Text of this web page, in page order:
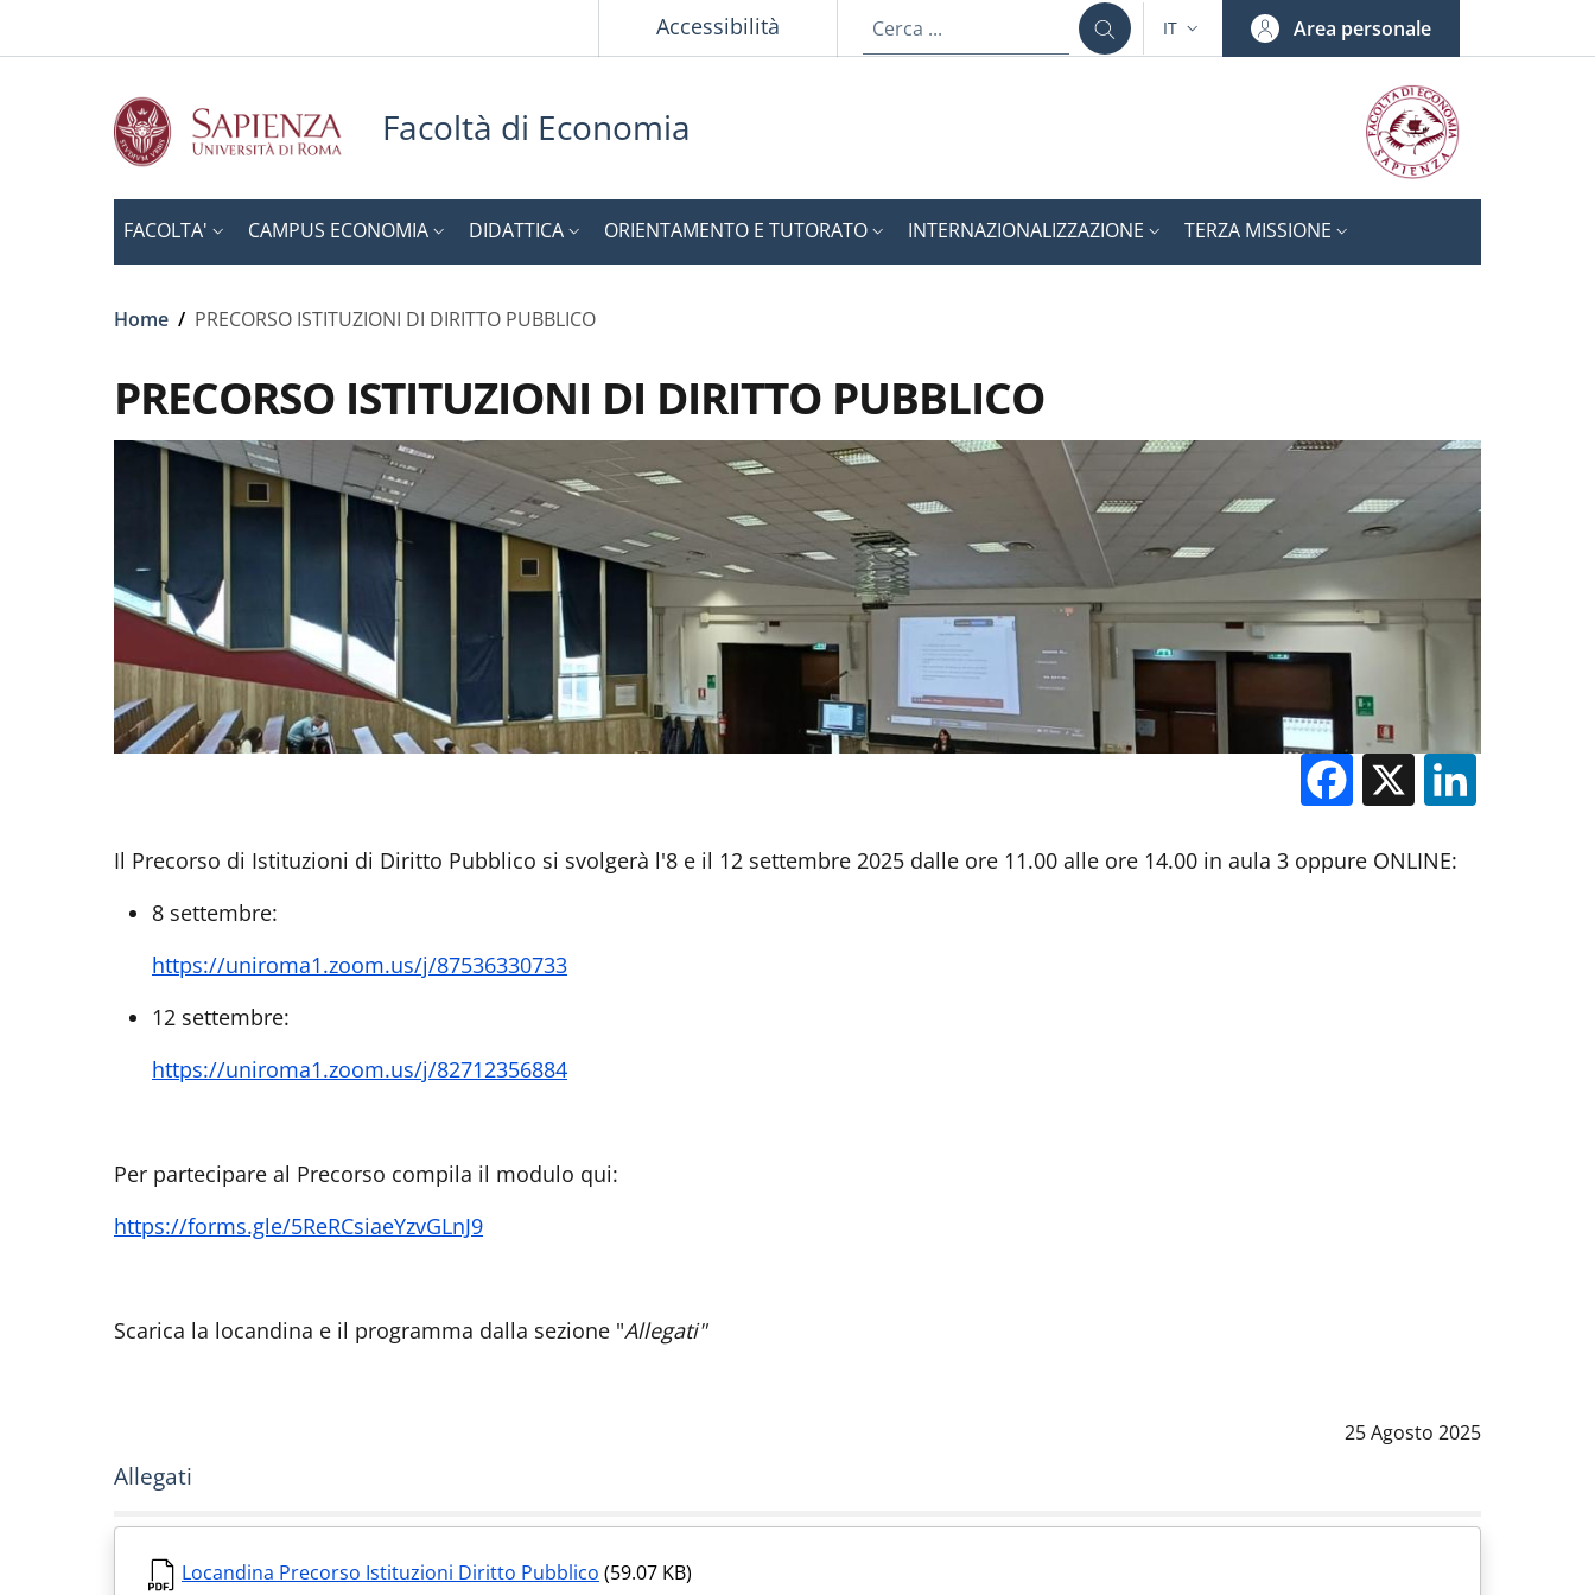
Accessibilità SELETTORE LINGUA: CURRENT LANGUAGE
IT Area personale
Facoltà di Economia
FACOLTA' CAMPUS ECONOMIA DIDATTICA ORIENTAMENTO E TUTORATO INTERNAZIONALIZZAZIONE TERZA MISSIONE
Briciole di pane
Home / PRECORSO ISTITUZIONI DI DIRITTO PUBBLICO
PRECORSO ISTITUZIONI DI DIRITTO PUBBLICO
Facebook
X
Il Precorso di Istituzioni di Diritto Pubblico si svolgerà l'8 e il 12 settembre 2025 dalle ore 11.00 alle ore 14.00 in aula 3 oppure ONLINE:
8 settembre:
https://uniroma1.zoom.us/j/87536330733
12 settembre:
https://uniroma1.zoom.us/j/82712356884
Per partecipare al Precorso compila il modulo qui:
https://forms.gle/5ReRCsiaeYzvGLnJ9
Scarica la locandina e il programma dalla sezione "Allegati"
Data notizia:
25 Agosto 2025
Allegati
Locandina Precorso Istituzioni Diritto Pubblico (59.07 KB)